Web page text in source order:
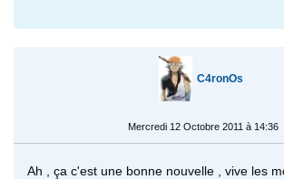
C4ronOs
Mercredi 12 Octobre 2011 à 14:36
Ah , ça c'est une bonne nouvelle , vive les